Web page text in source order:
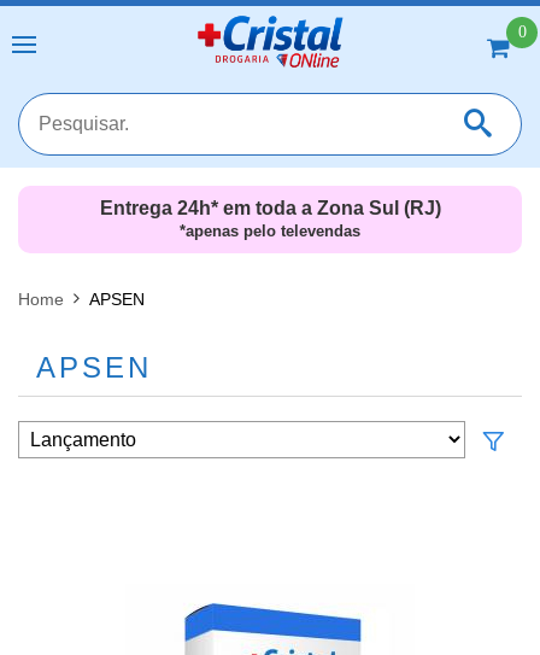
0
MAIS RESULTADOS
Entrega 24h* em toda a Zona Sul (RJ)
*apenas pelo televendas
Home APSEN
APSEN